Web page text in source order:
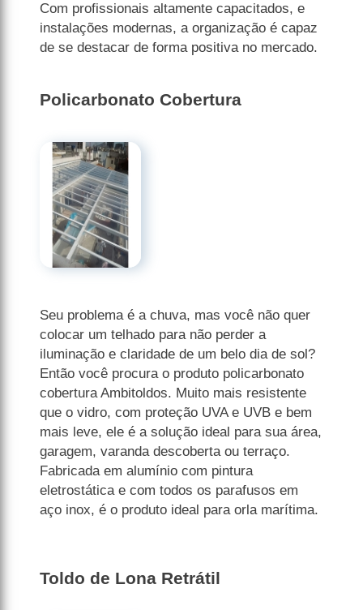
Com profissionais altamente capacitados, e
instalações modernas, a organização é capaz
de se destacar de forma positiva no mercado.
Policarbonato Cobertura
Seu problema é a chuva, mas você não quer
colocar um telhado para não perder a
iluminação e claridade de um belo dia de sol?
Então você procura o produto policarbonato
cobertura Ambitoldos. Muito mais resistente
que o vidro, com proteção UVA e UVB e bem
mais leve, ele é a solução ideal para sua área,
garagem, varanda descoberta ou terraço.
Fabricada em alumínio com pintura
eletrostática e com todos os parafusos em
aço inox, é o produto ideal para orla marítima.
Toldo de Lona Retrátil